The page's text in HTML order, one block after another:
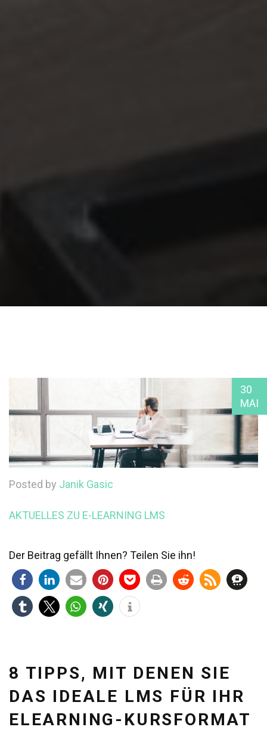
30
MAI
Posted by Janik Gasic
AKTUELLES ZU E-LEARNING LMS
Der Beitrag gefällt Ihnen? Teilen Sie ihn!
8 TIPPS, MIT DENEN SIE
DAS IDEALE LMS FÜR IHR
ELEARNING-KURSFORMAT